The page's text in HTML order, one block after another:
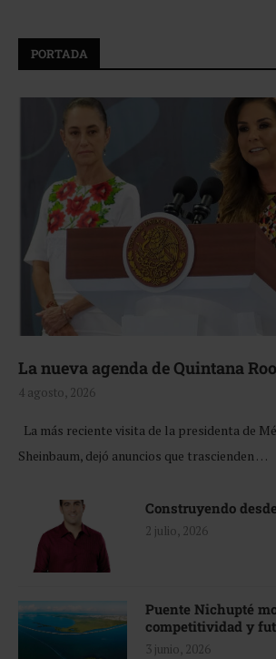
PORTADA
La nueva agenda de Quintana Roo
4 agosto, 2026
La más reciente visita de la presidenta de
Sheinbaum, dejó anuncios que trascienden …
Construyendo
2 julio, 2026
Puente Nichupté
competitividad y
3 junio, 2026